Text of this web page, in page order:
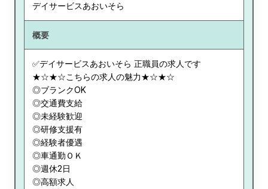
デイサービスあおいそら
概要
✅デイサービスあおいそら 正職員の求人です
★☆★☆こちらの求人の魅力★☆★☆
◎ブランクOK
◎交通費支給
◎未経験歓迎
◎研修支援有
◎経験者優遇
◎車通勤ＯＫ
◎週休2日
◎高額求人